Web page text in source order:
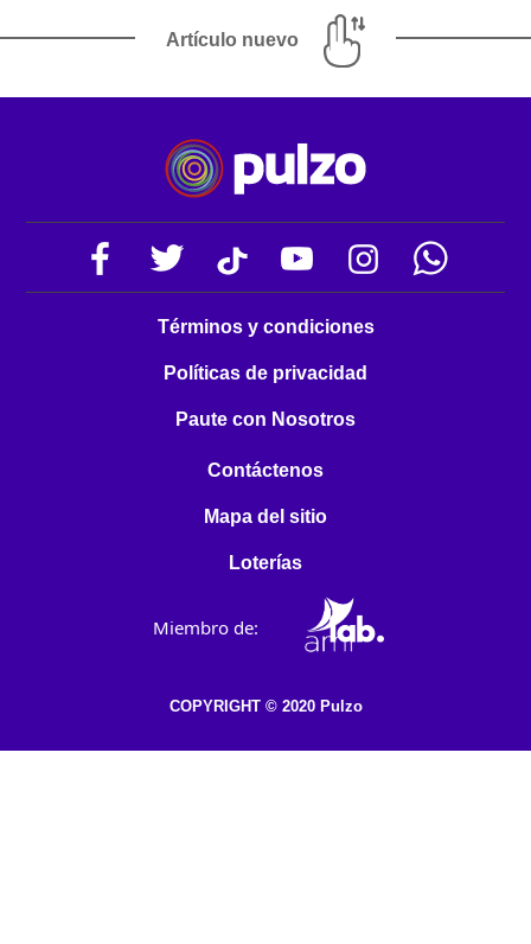
Artículo nuevo
Términos y condiciones
Políticas de privacidad
Paute con Nosotros
Contáctenos
Mapa del sitio
Loterías
Miembro de:
COPYRIGHT © 2020 Pulzo